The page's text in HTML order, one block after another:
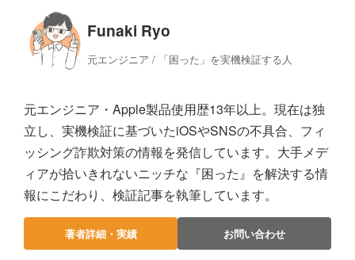
Funaki Ryo
元エンジニア / 「困った」を実機検証する人
元エンジニア・Apple製品使用歴13年以上。現在は独
立し、実機検証に基づいたiOSやSNSの不具合、フィ
ッシング詐欺対策の情報を発信しています。大手メデ
ィアが拾いきれないニッチな『困った』を解決する情
報にこだわり、検証記事を執筆しています。
著者詳細・実績 お問い合わせ